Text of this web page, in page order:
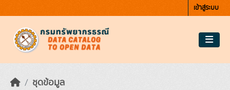
เข้าสู่ระบบ
ชุดข้อมูล